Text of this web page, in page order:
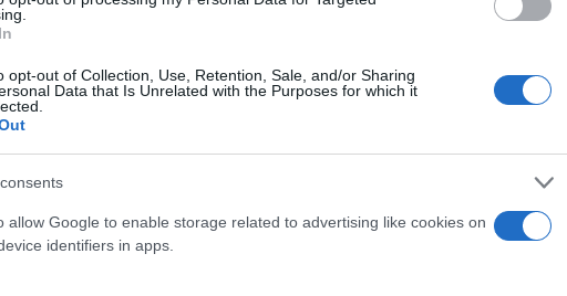
opt-out of Collection, Use, Retention, Sale, and/or Sharing
Data that Is Unrelated with the Purposes for which it
allow Google to enable storage related to advertising like cookies on
identifiers in apps.
Γάζας είναι ή νεκροί ή τραυματίες ή φέρονται ως
πλευρά του, ο επικεφαλής του ΠΟΥ Τέντρος Αντανόμ